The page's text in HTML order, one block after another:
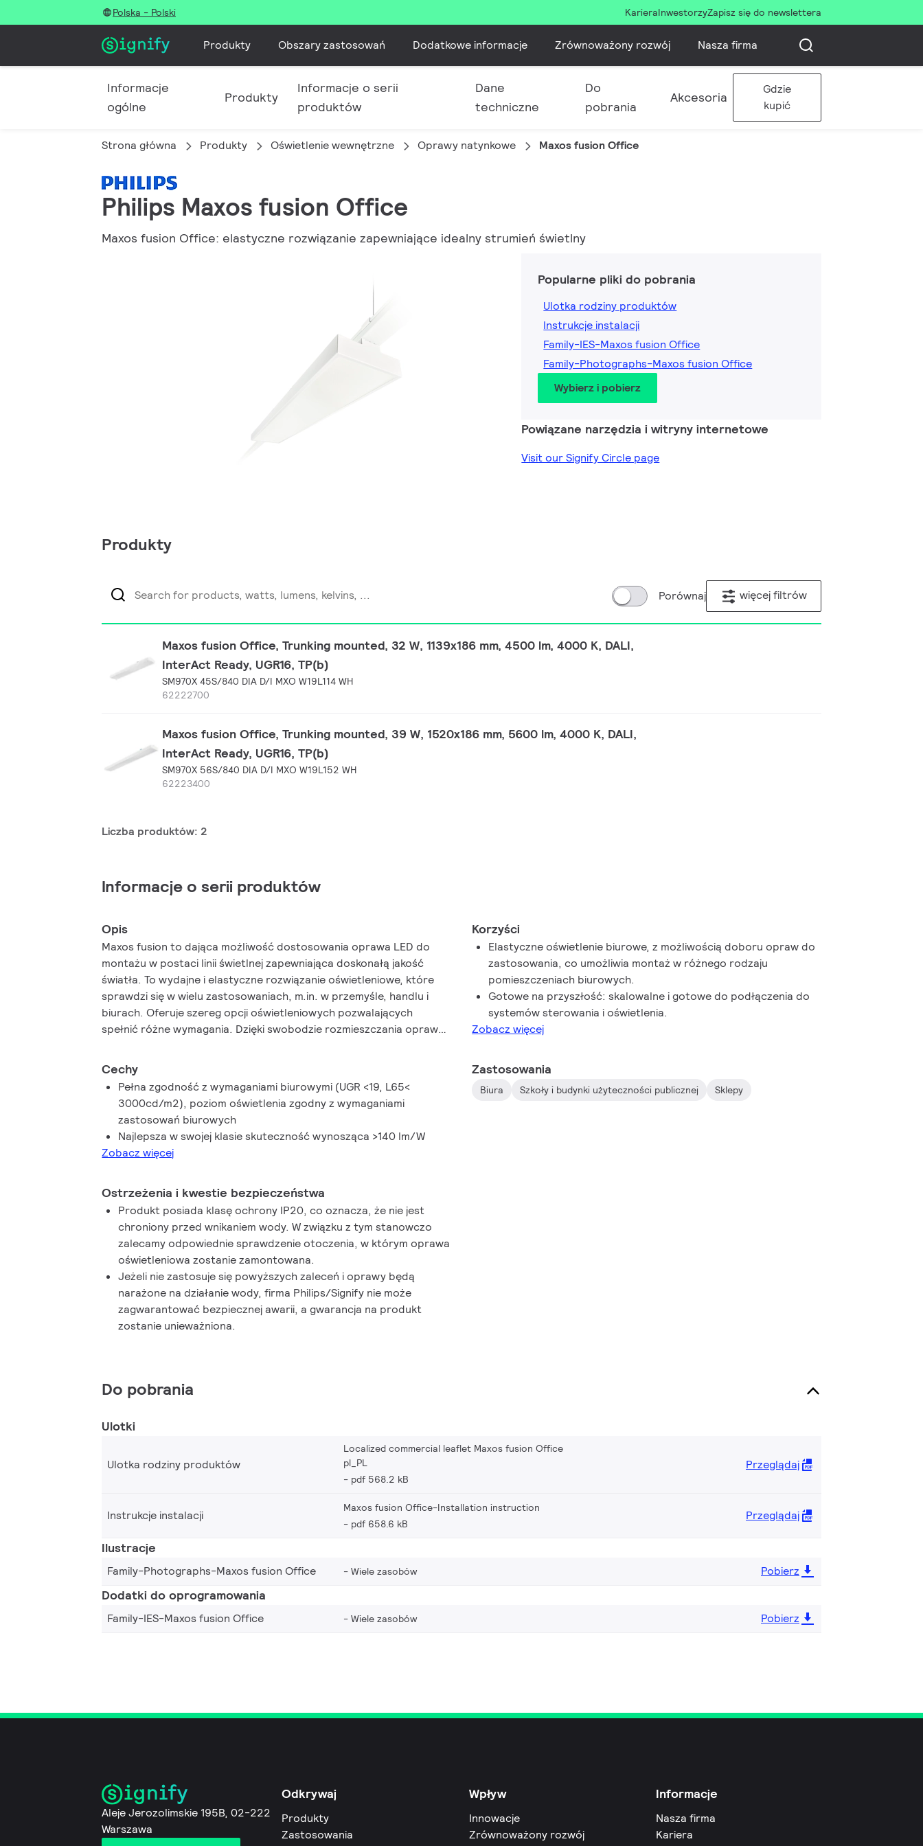
Polska - Polski KarieraInwestorzyZapisz się do newslettera
Produkty Obszary zastosowań Dodatkowe informacje Zrównoważony rozwój Nasza firma
Informacje
ogólne
Produkty
Informacje o serii
produktów
Dane
techniczne
Do
pobrania
Akcesoria
Gdzie
kupić
Strona główna Produkty Oświetlenie wewnętrzne Oprawy natynkowe Maxos fusion Office
Philips Maxos fusion Office
Maxos fusion Office: elastyczne rozwiązanie zapewniające idealny strumień świetlny
Popularne pliki do pobrania
Ulotka rodziny produktów
Instrukcje instalacji
Family-IES-Maxos fusion Office
Family-Photographs-Maxos fusion Office
Wybierz i pobierz
Powiązane narzędzia i witryny internetowe
Visit our Signify Circle page
Produkty
Porównaj więcej filtrów
Maxos fusion Office, Trunking mounted, 32 W, 1139x186 mm, 4500 lm, 4000 K, DALI,
InterAct Ready, UGR16, TP(b)
SM970X 45S/840 DIA D/I MXO W19L114 WH
62222700
Maxos fusion Office, Trunking mounted, 39 W, 1520x186 mm, 5600 lm, 4000 K, DALI,
InterAct Ready, UGR16, TP(b)
SM970X 56S/840 DIA D/I MXO W19L152 WH
62223400
Liczba produktów: 2
Informacje o serii produktów
Opis
Maxos fusion to dająca możliwość dostosowania oprawa LED do
montażu w postaci linii świetlnej zapewniająca doskonałą jakość
światła. To wydajne i elastyczne rozwiązanie oświetleniowe, które
sprawdzi się w wielu zastosowaniach, m.in. w przemyśle, handlu i
biurach. Oferuje szereg opcji oświetleniowych pozwalających
spełnić różne wymagania. Dzięki swobodzie rozmieszczania opraw
system pozwala na zmniejszenie bałaganu na suficie. Prosta re-
konfiguracja systemu umożliwia łatwą adaptację oświetlenia do
wymagań, które powstaną w wypadku przyszłych zmian aranżacji
przestrzeni sklepowej czy przemysłowej. Rozwiązanie pozwala na
zintegrowanie czujników do gromadzenia danych, które po
odpowiednim przetworzeniu mogą wspierać działalność biznesu.
Korzyści
Elastyczne oświetlenie biurowe, z możliwością doboru opraw do
zastosowania, co umożliwia montaż w różnego rodzaju
pomieszczeniach biurowych.
Gotowe na przyszłość: skalowalne i gotowe do podłączenia do
systemów sterowania i oświetlenia.
Zobacz więcej
Cechy
Pełna zgodność z wymaganiami biurowymi (UGR <19, L65<
3000cd/m2), poziom oświetlenia zgodny z wymaganiami
zastosowań biurowych
Najlepsza w swojej klasie skuteczność wynosząca >140 lm/W
Zobacz więcej
Zastosowania
Biura Szkoły i budynki użyteczności publicznej Sklepy
Ostrzeżenia i kwestie bezpieczeństwa
Produkt posiada klasę ochrony IP20, co oznacza, że nie jest
chroniony przed wnikaniem wody. W związku z tym stanowczo
zalecamy odpowiednie sprawdzenie otoczenia, w którym oprawa
oświetleniowa zostanie zamontowana.
Jeżeli nie zastosuje się powyższych zaleceń i oprawy będą
narażone na działanie wody, firma Philips/Signify nie może
zagwarantować bezpiecznej awarii, a gwarancja na produkt
zostanie unieważniona.
Do pobrania
Ulotki
Ulotka rodziny produktów
Localized commercial leaflet Maxos fusion Office
pl_PL
pdf 568.2 kB
Przeglądaj
Instrukcje instalacji
Maxos fusion Office-Installation instruction
pdf 658.6 kB
Przeglądaj
Ilustracje
Family-Photographs-Maxos fusion Office Wiele zasobów Pobierz
Dodatki do oprogramowania
Family-IES-Maxos fusion Office Wiele zasobów Pobierz
Aleje Jerozolimskie 195B, 02-222
Warszawa
Odkrywaj
Produkty
Zastosowania
Wpływ
Innowacje
Zrównoważony rozwój
Informacje
Nasza firma
Kariera